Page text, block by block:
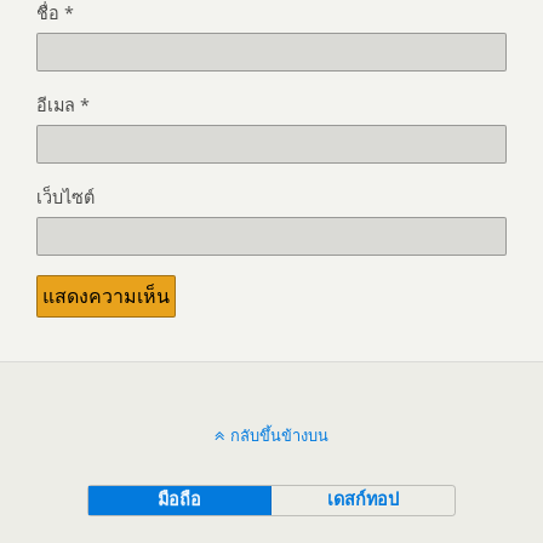
ชื่อ *
อีเมล *
เว็บไซต์
กลับขึ้นข้างบน
มือถือ เดสก์ทอป